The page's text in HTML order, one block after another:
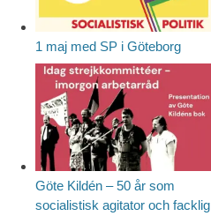
1 maj med SP i Göteborg
Göte Kildén – 50 år som
socialistisk agitator och facklig